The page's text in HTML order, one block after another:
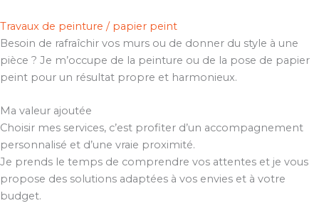
Travaux de peinture / papier peint
Besoin de rafraîchir vos murs ou de donner du style à une
pièce ? Je m’occupe de la peinture ou de la pose de papier
peint pour un résultat propre et harmonieux.
Ma valeur ajoutée
Choisir mes services, c’est profiter d’un accompagnement
personnalisé et d’une vraie proximité.
Je prends le temps de comprendre vos attentes et je vous
propose des solutions adaptées à vos envies et à votre
budget.